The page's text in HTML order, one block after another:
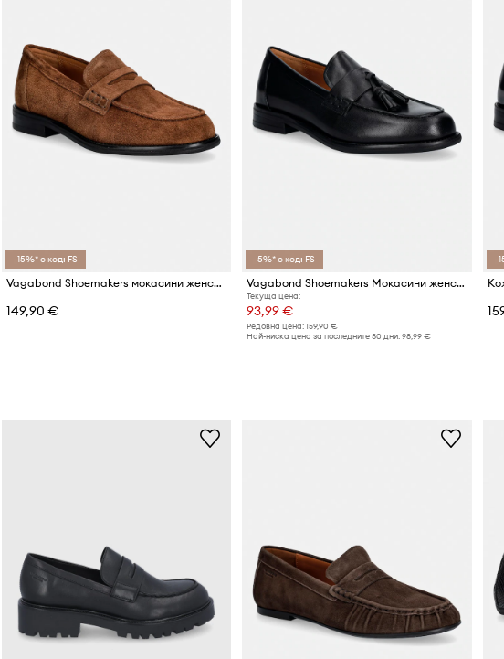
-15%* с код: FS
Vagabond Shoemakers мокасини женски велурени LINN
149,90 €
-5%* с код: FS
Vagabond Shoemakers Мокасини женски кожени LINN
Текуща цена:
93,99 €
Редовна цена: 159,90 €
Най-ниска цена за последните 30 дни: 98,99 €
-